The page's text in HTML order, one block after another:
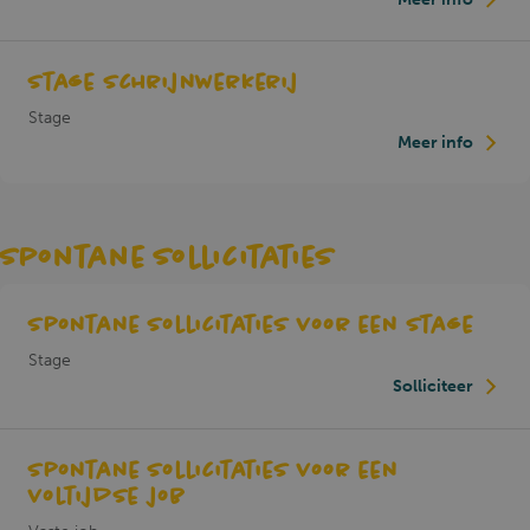
Stage schrijnwerkerij
Stage
Meer info
Spontane sollicitaties
Spontane sollicitaties voor een stage
Stage
Solliciteer
Spontane sollicitaties voor een
voltijdse job
sodaplus.be